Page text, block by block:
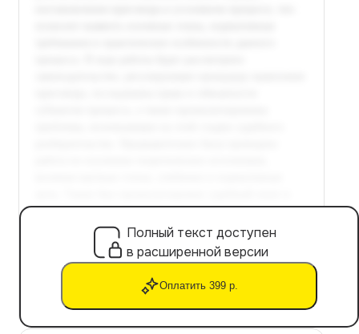
Полный текст доступен
в расширенной версии
Оплатить 399 р.